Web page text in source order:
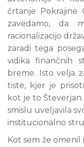
črtanje Pokrajine
zavedamo, da
racionalizacijo
zaradi tega
vidika finančnih
breme. Isto velja
tiste, kjer je
kot je to
smislu uveljavila
institucionalno
Kot sem že omenil